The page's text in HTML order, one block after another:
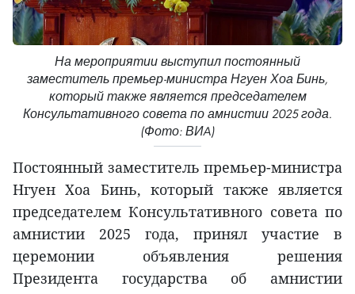
На мероприятии выступил постоянный
заместитель премьер-министра Нгуен Хоа Бинь,
который также является председателем
Консультативного совета по амнистии 2025 года.
(Фото: ВИA)
Постоянный заместитель премьер-министра
Нгуен Хоа Бинь, который также является
председателем Консультативного совета по
амнистии 2025 года, принял участие в
церемонии объявления решения
Президента государства об амнистии